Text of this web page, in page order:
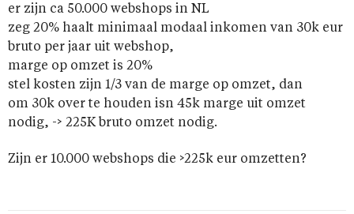
er zijn ca 50.000 webshops in NL
zeg 20% haalt minimaal modaal inkomen van 30k eur
bruto per jaar uit webshop,
marge op omzet is 20%
stel kosten zijn 1/3 van de marge op omzet, dan
om 30k over te houden isn 45k marge uit omzet
nodig, -> 225K bruto omzet nodig.
Zijn er 10.000 webshops die >225k eur omzetten?